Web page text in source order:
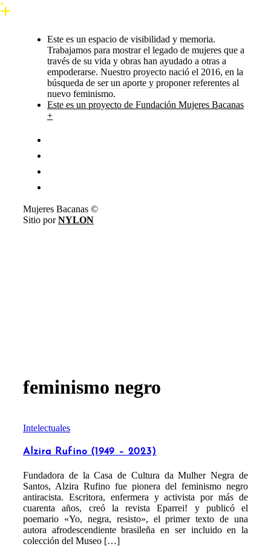
Este es un espacio de visibilidad y memoria.
Trabajamos para mostrar el legado de mujeres que a
través de su vida y obras han ayudado a otras a
empoderarse. Nuestro proyecto nació el 2016, en la
búsqueda de ser un aporte y proponer referentes al
nuevo feminismo.
Este es un proyecto de Fundación Mujeres Bacanas
+
Mujeres Bacanas ©
Sitio porNYLON
feminismo negro
Intelectuales
Alzira Rufino (1949 – 2023)
Fundadora de la Casa de Cultura da Mulher Negra de
Santos, Alzira Rufino fue pionera del feminismo negro
antiracista. Escritora, enfermera y activista por más de
cuarenta años, creó la revista Eparrei! y publicó el
poemario «Yo, negra, resisto», el primer texto de una
autora afrodescendiente brasileña en ser incluido en la
colección del Museo […]